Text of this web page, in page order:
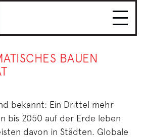
BAUEN
bekannt: Ein Drittel mehr
bis 2050 auf der Erde leben
davon in Städten. Globale